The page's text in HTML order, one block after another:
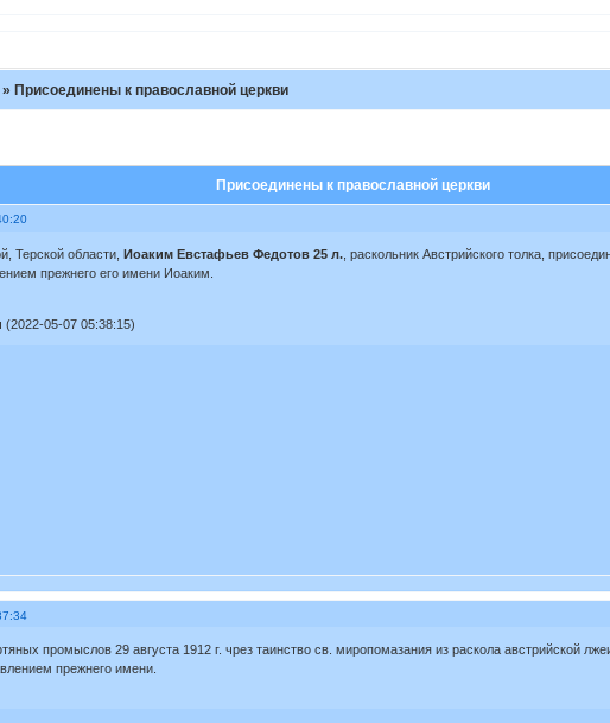
» Присоединены к православной церкви
Присоединены к православной церкви
Терской области, Иоаким Евстафьев Федотов 25 л., раскольник Австрийского толка,
прежнего его имени Иоаким.
(2022-05-07 05:38:15)
промыслов 29 августа 1912 г. чрез таинство св. миропомазания из раскола австрийской
прежнего имени.